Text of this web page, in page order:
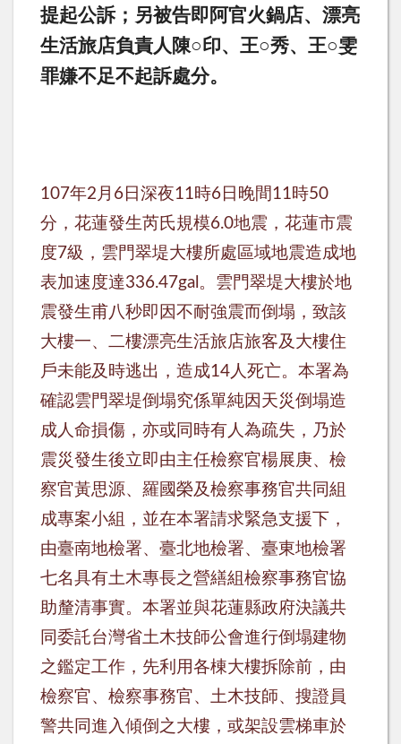
提起公訴；另被告即阿官火鍋店、漂亮
生活旅店負責人 陳○印、王○秀、王○雯
罪嫌不足不起訴處分。
107年2 月 6日深夜11時6日晚間11時50
分，花蓮發生芮氏規模6.0地震，花蓮市震
度7級，雲門翠堤大樓所處區域地震造成地
表加速度達336.47gal 。雲門翠堤大樓於地
震發生甫八秒即因不耐強震而倒塌，致該
大樓一、二樓漂亮生活旅店旅客及大樓住
戶未能及時逃出，造成14 人死亡。 本署為
確認雲門翠堤倒塌究係單純因天災倒塌造
成人命損傷，亦或同時有人為疏失，乃於
震災發生後立即由主任檢察官楊展庚、檢
察官黃思源、羅國榮及檢察事務官共同組
成專案小組，並在本署請求緊急支援下，
由臺南地檢署、臺北地檢署、臺東地檢署
七名具有土木專長之營繕組檢察事務官協
助釐清事實。本署並與花蓮縣政府決議共
同委託台灣省土木技師公會進行倒塌建物
之鑑定工作，先利用各棟大樓拆除前，由
檢察官、檢察事務官、土木技師、搜證員
警共同進入傾倒之大樓，或架設雲梯車於